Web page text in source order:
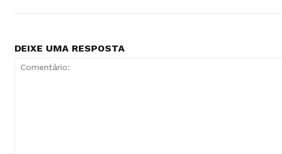
DEIXE UMA RESPOSTA